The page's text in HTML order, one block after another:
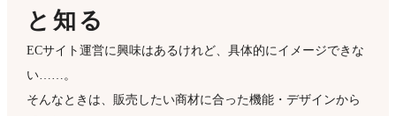
と知る
ECサイト運営に興味はあるけれど、具体的にイメージできな
い……。
そんなときは、販売したい商材に合った機能・デザインから